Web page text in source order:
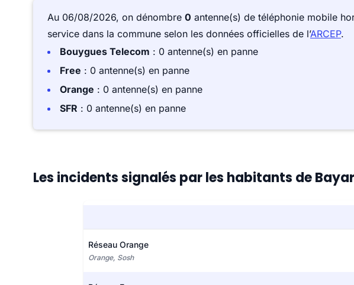
Au 06/08/2026, on dénombre 0 antenne(s) de téléphonie mobile
service dans la commune selon les données officielles de l’ARCEP.
Bouygues Telecom : 0 antenne(s) en panne
Free : 0 antenne(s) en panne
Orange : 0 antenne(s) en panne
SFR : 0 antenne(s) en panne
Les incidents signalés par les habitants de
Réseau Orange
Orange, Sosh